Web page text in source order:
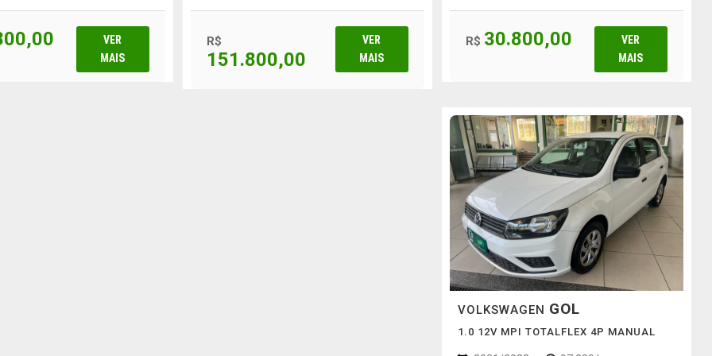
VER
MAIS
R$
151.800,00
VER
MAIS
R$ 30.800,00
VER
MAIS
VOLKSWAGEN GOL
1.0 12V MPI TOTALFLEX 4P MANUAL